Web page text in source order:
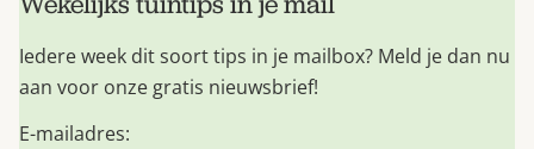
Iedere week dit soort tips in je mailbox? Meld je dan nu
aan voor onze gratis nieuwsbrief!
E-mailadres: